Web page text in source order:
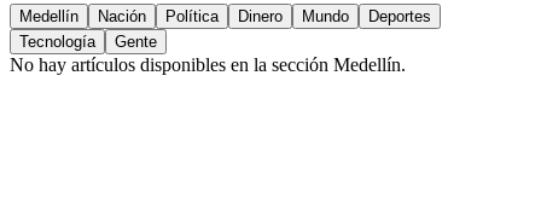
Medellín Nación Política Dinero Mundo
Deportes
Tecnología
Gente
No hay artículos disponibles en la sección Medellín.